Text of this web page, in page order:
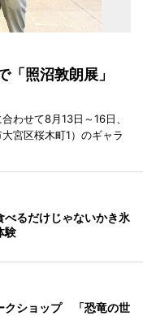
「照沼敦朗展」
わせて8月13日～16日、
宮区桜木町1）のギャラ
るだけじゃないかき氷
験
クショップ 「恐竜の世